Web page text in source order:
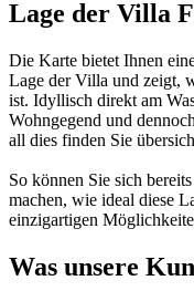
Lage der Villa
Die Karte bietet Ihnen
Lage der Villa und zeigt,
ist. Idyllisch direkt am
Wohngegend und
all dies finden Sie
So können Sie sich
machen, wie ideal diese
einzigartigen
Was unsere